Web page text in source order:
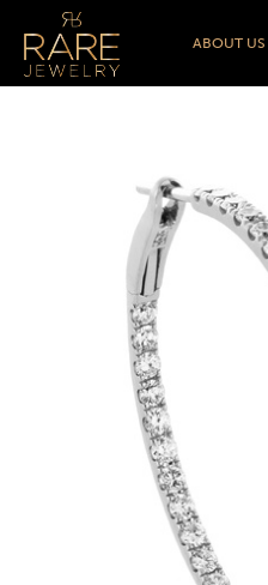
ABOUT US